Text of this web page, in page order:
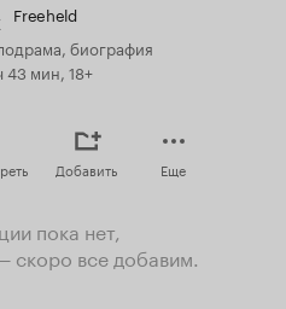
Freeheld
биография
мин, 18+
Добавить Еще
пока нет,
скоро все добавим.